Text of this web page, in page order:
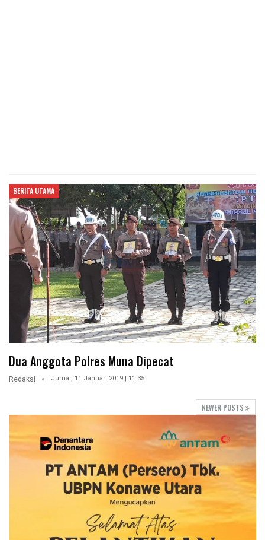
BERITA UTAMA
Dua Anggota Polres Muna Dipecat
Redaksi Jumat, 11 Januari 2019 | 11:35
NEWER POSTS